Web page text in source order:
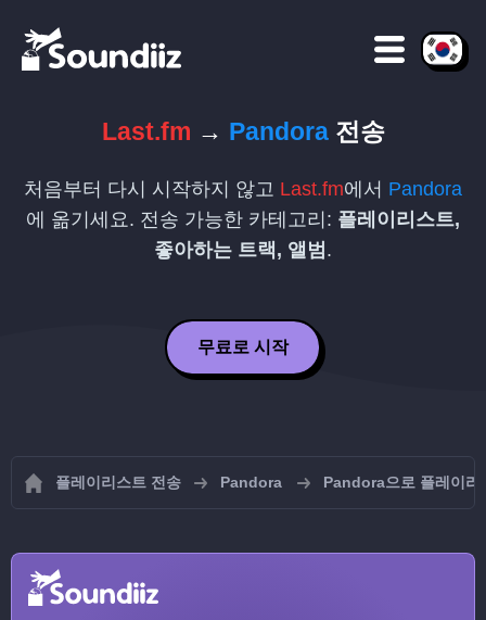
Last.fm → Pandora전송
처음부터 다시 시작하지 않고 Last.fm에서 Pandora
에 옮기세요. 전송 가능한 카테고리: 플레이리스트,
좋아하는 트랙, 앨범 .
무료로 시작
플레이리스트 전송 Pandora Pandora으로 플레이리